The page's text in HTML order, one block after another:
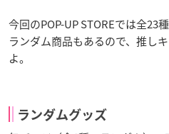
今回のPOP-UP STOREでは全23
ランダム商品もあるので、推し
よ。
ランダムグッズ